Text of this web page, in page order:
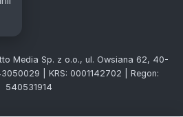
Media Sp. z o.o., ul. Owsiana 62, 40-
| KRS: 0001142702 | Regon:
540531914